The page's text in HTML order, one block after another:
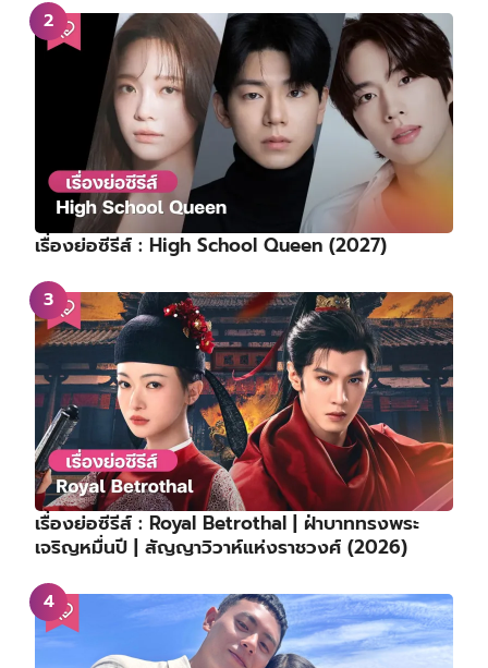
เรื่องย่อซีรีส์ : High School Queen (2027)
เรื่องย่อซีรีส์ : Royal Betrothal | ฝ่าบาททรงพระ
เจริญหมื่นปี | สัญญาวิวาห์แห่งราชวงศ์ (2026)